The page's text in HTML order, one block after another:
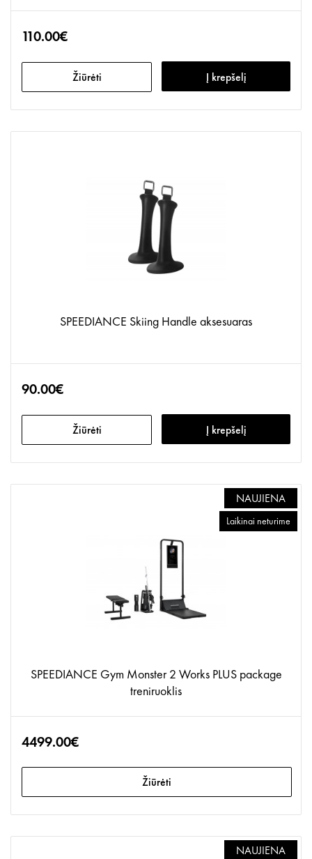
110.00€
Žiūrėti Į krepšelį
SPEEDIANCE Skiing Handle aksesuaras
90.00€
Žiūrėti Į krepšelį
NAUJIENA
Laikinai neturime
SPEEDIANCE Gym Monster 2 Works PLUS package
treniruoklis
4499.00€
Žiūrėti
NAUJIENA